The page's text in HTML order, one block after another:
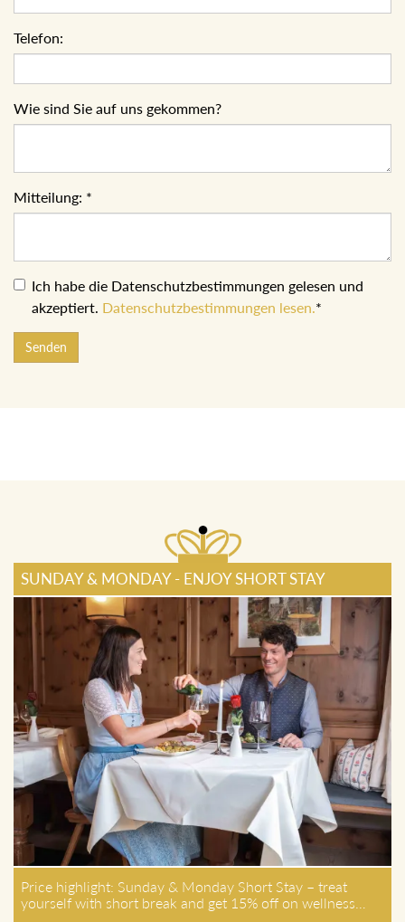
Telefon:
Wie sind Sie auf uns gekommen?
Mitteilung: *
Ich habe die Datenschutzbestimmungen gelesen und
akzeptiert. Datenschutzbestimmungen lesen.*
Senden
SUNDAY & MONDAY - ENJOY SHORT STAY
Price highlight: Sunday & Monday Short Stay – treat
yourself with short break and get 15% off on wellness…